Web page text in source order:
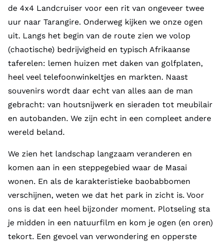
de 4x4 Landcruiser voor een rit van ongeveer twee
uur naar Tarangire. Onderweg kijken we onze ogen
uit. Langs het begin van de route zien we volop
(chaotische) bedrijvigheid en typisch Afrikaanse
taferelen: lemen huizen met daken van golfplaten,
heel veel telefoonwinkeltjes en markten. Naast
souvenirs wordt daar echt van alles aan de man
gebracht: van houtsnijwerk en sieraden tot meubilair
en autobanden. We zijn echt in een compleet andere
wereld beland.
We zien het landschap langzaam veranderen en
komen aan in een steppegebied waar de Masai
wonen. En als de karakteristieke baobabbomen
verschijnen, weten we dat het park in zicht is. Voor
ons is dat een heel bijzonder moment. Plotseling sta
je midden in een natuurfilm en kom je ogen (en oren)
tekort. Een gevoel van verwondering en opperste